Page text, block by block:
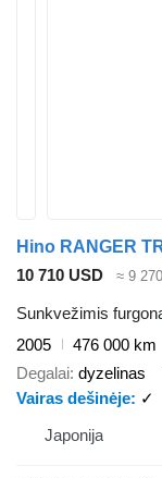
Hino RANGER
10 710 USD
≈ 9
Sunkvežimis
2005
476 000 km
Degalai dyzelinas
Vairas dešinėje
✓
Japonija